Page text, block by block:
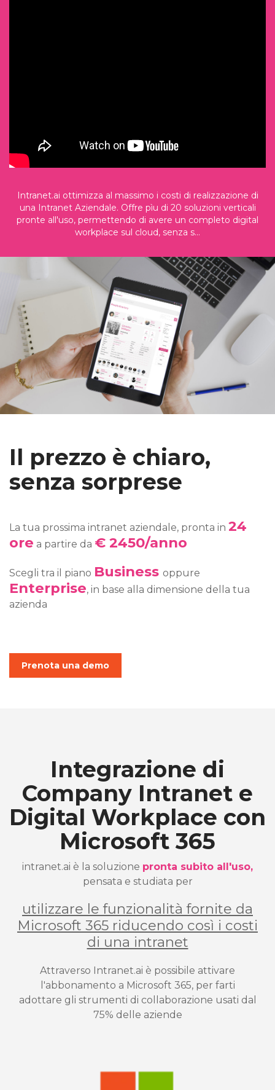
Intranet.ai ottimizza al massimo i costi di realizzazione di
una Intranet Aziendale. Offre pìu di 20 soluzioni verticali
pronte all'uso, permettendo di avere un completo digital
workplace sul cloud, senza s...
Il prezzo è chiaro,
senza sorprese
La tua prossima intranet aziendale, pronta in 24
ore a partire da € 2450/anno
Scegli tra il piano Business oppure
Enterprise, in base alla dimensione della tua
azienda
Prenota una demo
Integrazione di
Company Intranet e
Digital Workplace con
Microsoft 365
intranet.ai è la soluzione pronta subito all'uso,
pensata e studiata per
utilizzare le funzionalità fornite da
Microsoft 365 riducendo così i costi
di una intranet
Attraverso Intranet.ai è possibile attivare
l'abbonamento a Microsoft 365, per farti
adottare gli strumenti di collaborazione usati dal
75% delle aziende